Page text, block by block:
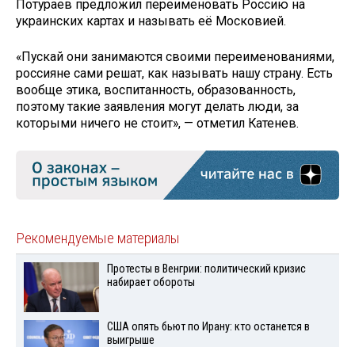
Потураев предложил переименовать Россию на
украинских картах и называть её Московией.
«Пускай они занимаются своими переименованиями,
россияне сами решат, как называть нашу страну. Есть
вообще этика, воспитанность, образованность,
поэтому такие заявления могут делать люди, за
которыми ничего не стоит», — отметил Катенев.
Рекомендуемые материалы
Протесты в Венгрии: политический кризис
набирает обороты
США опять бьют по Ирану: кто останется в
выигрыше